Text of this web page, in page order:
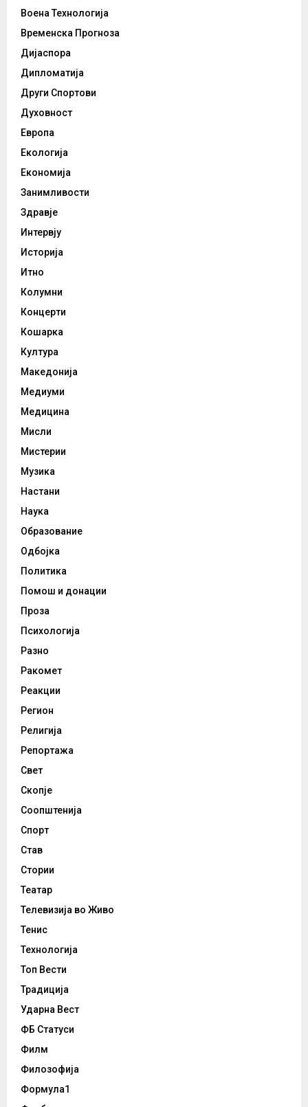
Воена Технологија
Временска Прогноза
Дијаспора
Дипломатија
Други Спортови
Духовност
Европа
Екологија
Економија
Занимливости
Здравје
Интервју
Историја
Итно
Колумни
Концерти
Кошарка
Култура
Македонија
Медиуми
Медицина
Мисли
Мистерии
Музика
Настани
Наука
Образование
Одбојка
Политика
Помош и донации
Проза
Психологија
Разно
Ракомет
Реакции
Регион
Религија
Репортажа
Свет
Скопје
Соопштенија
Спорт
Став
Стории
Театар
Телевизија во Живо
Тенис
Технологија
Топ Вести
Традиција
Ударна Вест
ФБ Статуси
Филм
Филозофија
Формула1